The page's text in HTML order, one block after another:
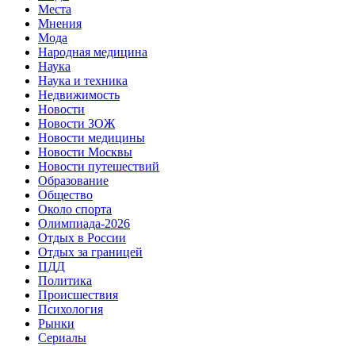
Места
Мнения
Мода
Народная медицина
Наука
Наука и техника
Недвижимость
Новости
Новости ЗОЖ
Новости медицины
Новости Москвы
Новости путешествий
Образование
Общество
Около спорта
Олимпиада-2026
Отдых в России
Отдых за границей
ПДД
Политика
Происшествия
Психология
Рынки
Сериалы